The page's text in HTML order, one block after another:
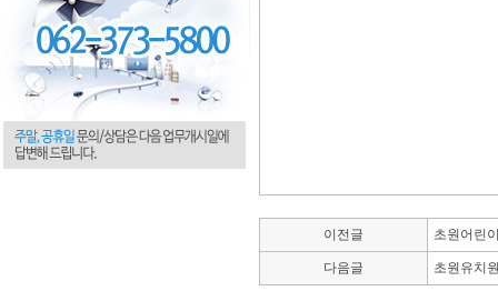
이전글 초원어린
다음글 초원유치